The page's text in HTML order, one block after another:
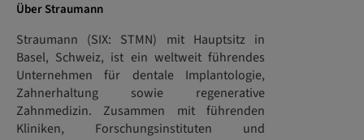
Über Straumann
Straumann (SIX: STMN) mit Hauptsitz in
Basel, Schweiz, ist ein weltweit führendes
Unternehmen für dentale Implantologie,
Zahnerhaltung sowie regenerative
Zahnmedizin. Zusammen mit führenden
Kliniken, Forschungsinstituten und